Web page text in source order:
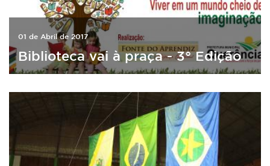
01 de Abril de 2017
Biblioteca vai à praça - 3° Edição